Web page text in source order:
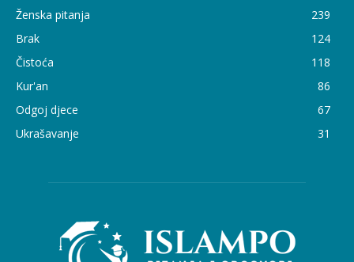
Ženska pitanja
239
Brak
124
Čistoća
118
Kur'an
86
Odgoj djece
67
Ukrašavanje
31